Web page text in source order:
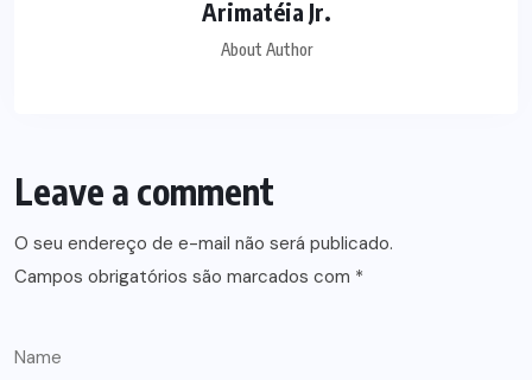
Arimatéia Jr.
About Author
Leave a comment
O seu endereço de e-mail não será publicado.
Campos obrigatórios são marcados com *